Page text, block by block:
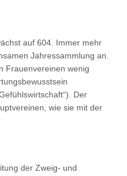
auf 604. Immer mehr
Jahressammlung an.
Frauenvereinen wenig
Der
wie sie mit der
der Zweig- und